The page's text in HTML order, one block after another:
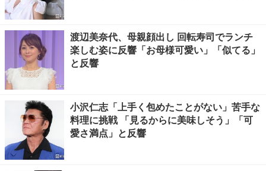
渡辺美奈代、母親顔出し 回転寿司でランチ
楽しむ姿に反響「お母様可愛い」「似てる」
と反響
小沢仁志「上手く包めたことがない」苦手な
料理に挑戦 「見るからに美味しそう」「可
愛さ満点」と反響